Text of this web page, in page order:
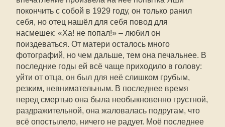
покончить с собой в 1929 году, он только ранил
себя, но отец нашёл для себя повод для
насмешек: «Ха! не попал!» – любил он
поиздеваться. От матери осталось много
фотографий, но чем дальше, тем она печальнее. В
последние годы ей всё чаще приходило в голову:
уйти от отца, он был для неё слишком грубым,
резким, невнимательным. В последнее время
перед смертью она была необыкновенно грустной,
раздражительной, она жаловалась подругам, что
всё опостылело, ничего не радует. Моё последнее